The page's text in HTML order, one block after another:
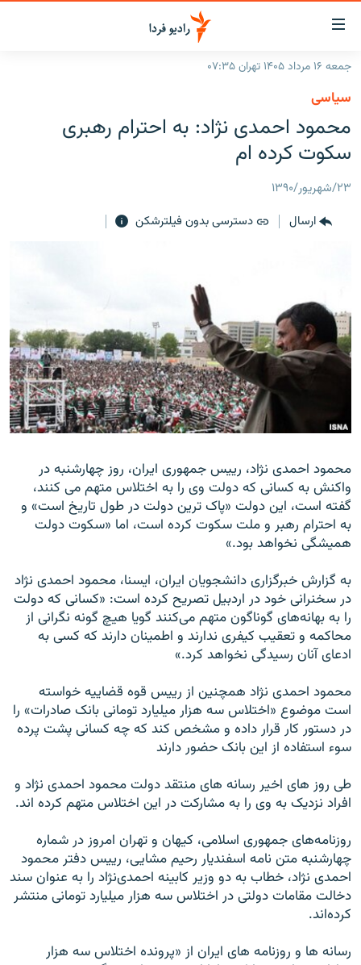
لینک‌های
قابلیت
دسترسی
بازگشت
منوی
اصلی
رفتن
صفحه
جستجو
جهان
برنامه‌های رادیویی
پادکست
چندرسانه‌ای
English
به ما بپیوندید
جمعه ۱۶ مرداد ۱۴۰۵ تهران ۰۷:۳۵
سیاسی
محمود احمدی نژاد: به احترام رهبری
سکوت کرده ام
۲۳/شهریور/۱۳۹۰
ارسال
دسترسی بدون فیلترشکن
محمود احمدی نژاد، رييس جمهوری ايران، روز چهارشنبه در
واکنش به کسانی که دولت وی را به اختلاس متهم می کنند،
گفته است، این دولت «پاک ترين دولت در طول تاريخ است» و
به احترام رهبر و ملت سکوت کرده است، اما «سکوت دولت
هميشگی نخواهد بود.»
به گزارش خبرگزاری دانشجويان ايران، ايسنا، محمود احمدی نژاد
در سخنرانی خود در اردبيل تصريح کرده است: «کسانی که دولت
را به بهانه‌های گوناگون متهم می‌کنند گويا هيچ گونه نگرانی از
محاکمه و تعقيب کيفری ندارند و اطمينان دارند که کسی به
ادعای آنان رسيدگی نخواهد کرد.»
محمود احمدی نژاد همچنين از رييس قوه قضاييه خواسته
است موضوع «اختلاس سه هزار ميليارد تومانی بانک صادرات» را
در دستور کار قرار داده و مشخص کند که چه کسانی پشت پرده
سوء استفاده از اين بانک حضور دارند
طی روز های اخير رسانه های منتقد دولت محمود احمدی نژاد و
افراد نزديک به وی را به مشارکت در اين اختلاس متهم کرده اند.
روزنامه‌های جمهوری اسلامی، کيهان و تهران امروز در شماره
چهارشنبه متن نامه اسفنديار رحيم مشايی، رييس دفتر محمود
احمدی نژاد، خطاب به دو وزير کابينه احمدی‌نژاد را به عنوان سند
دخالت مقامات دولتی در اختلاس سه هزار ميليارد تومانی منتشر
کرده‌اند.
رسانه ها و روزنامه های ايران از «پرونده اختلاس سه هزار